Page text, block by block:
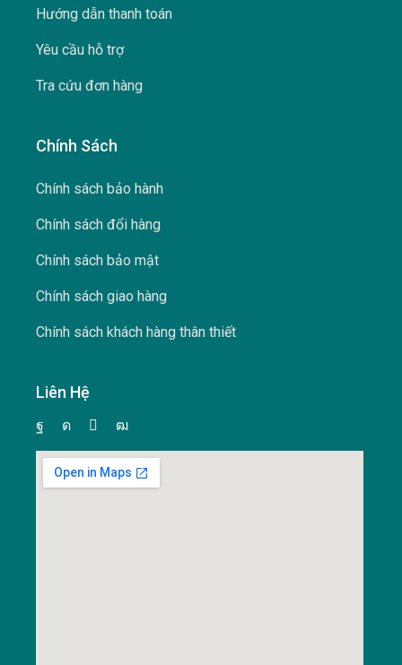
Hướng dẫn thanh toán
Yêu cầu hỗ trợ
Tra cứu đơn hàng
Chính Sách
Chính sách bảo hành
Chính sách đổi hàng
Chính sách bảo mật
Chính sách giao hàng
Chính sách khách hàng thân thiết
Liên Hệ